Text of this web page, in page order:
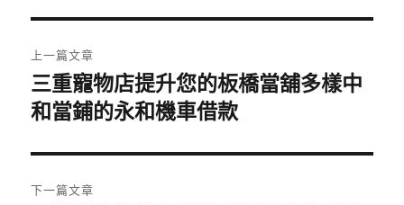
章
導
覽
上一篇文章
上
一
文
章:
三重寵物店提升您的板橋當舖多樣中
和當鋪的永和機車借款
下一篇文章